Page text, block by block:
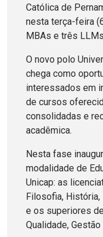
Católica de
nesta terça-feira
MBAs e três
O novo polo
chega como
interessados em
de cursos
consolidadas e
acadêmica.
Nesta fase
modalidade de
Unicap: as
Filosofia,
e os superiores
Qualidade,